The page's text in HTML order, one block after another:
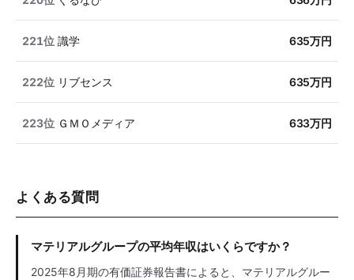
221位 識学 635万円
222位 リブセンス 635万円
223位 ＧＭＯメディア 633万円
よくある質問
マテリアルグループの平均年収はいくらですか？
2025年8月期の有価証券報告書によると、マテリアルグルー